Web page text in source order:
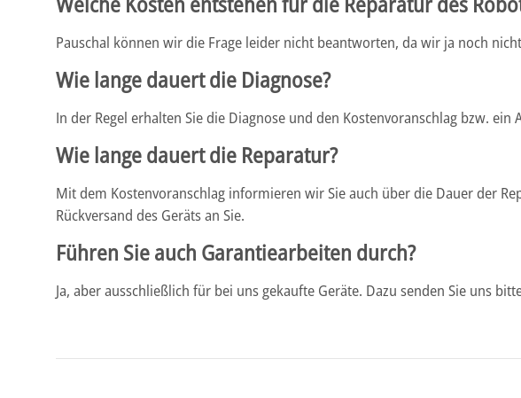
Pauschal können wir die Frage leider nicht beantworten, da wir ja noch
Wie lange dauert die Diagnose?
In der Regel erhalten Sie die Diagnose und den Kostenvoranschlag bzw.
Wie lange dauert die Reparatur?
Mit dem Kostenvoranschlag informieren wir Sie auch über die Dauer der
Rückversand des Geräts an Sie.
Führen Sie auch Garantiearbeiten durch?
Ja, aber ausschließlich für bei uns gekaufte Geräte. Dazu senden Sie uns